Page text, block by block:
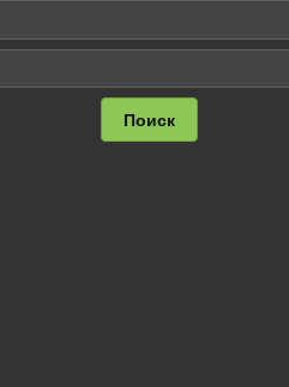
Поиск